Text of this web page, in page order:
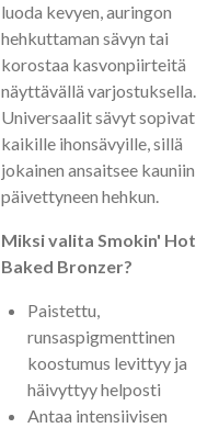
luoda kevyen, auringon
hehkuttaman sävyn tai
korostaa kasvonpiirteitä
näyttävällä varjostuksella.
Universaalit sävyt sopivat
kaikille ihonsävyille, sillä
jokainen ansaitsee kauniin
päivettyneen hehkun.
Miksi valita Smokin' Hot
Baked Bronzer?
Paistettu,
runsaspigmenttinen
koostumus levittyy ja
häivyttyy helposti
Antaa intensiivisen